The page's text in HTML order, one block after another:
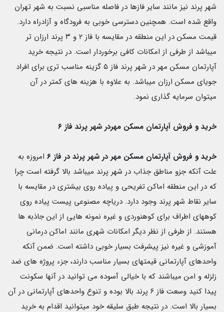
شهر پرند نیز مانند سایر فازها در فاصله مناسبی نسبت به شهر تهران
واقع شده است. همچنین دسترسی خوبی به فرودگاه و آزادراه دارد.
قیمت مسکن در این منطقه در مقایسه با فاز ۲ و ۳ پرند ارزان تر
میباشد از طرفی از امکانات کافی برخوردار است. در نتیجه خرید
آپارتمان مسکن مهر در شهر پرند فاز ۵ گزینه مناسب تری برای افراد
جویای مسکن ارزان میباشد. به علاوه با هزینه های کمتر در آن
میتوان سرمایه گذاری نمود.
خرید و فروش آپارتمان مسکن مهردر شهر پرند فاز ۶
خرید و فروش آپارتمان مسکن مهر در شهر پرند در فاز ۶
امروزه به
علت آنکه جزو مناطق جذاب در شهر پرند میباشد بالا گرفته است چرا
که در این منطقه اماکن تفریحی و پیاده روی بیشتری در مقایسه با
سایر نقاط شهر پرند وجود دارد. دریاچه مصنوعی پیست پیاده روی
کوههای اطراف برای کوهنوردی و غیره نمونه هایی از این جاذبه ها
هستند. از طرفی از نظر دیگر امکانات شهری مانند اماکن درمانی
آموزشی و غیره نیز پیشرفت بسیار خوبی داشته است. ضمن آنکه
واحدهای آپارتمانی قیمتهای بسیار مناسب دارند، جزء پروژه های ضد
زلزله و امن میباشند که با خیالی آسوده می توانید در آنها سکونت
پیدا کنید وسعت فاز ۶ پرند بالا بوده و تنوع واحدهای آپارتمانی در آن
بسیار بالا است. در نتیجه طبق سلیقه خود میتوانید اقدام به خرید